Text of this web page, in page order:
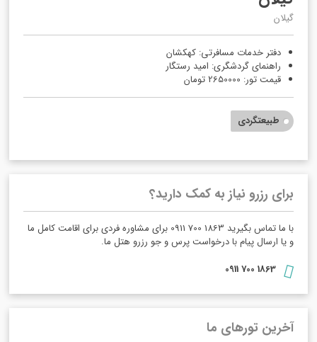
گیلان
دفتر خدمات مسافرتی: کهکشان
راهنمای گردشگری: امید رستگار
قیمت تور: 2650000 تومان
طبیعتگردی
برای رزرو نیاز به کمک دارید؟
با ما تماس بگیرید 1863 700 0911 برای مشاوره فردی برای اقامت کامل ما
و یا ارسال پیام با درخواست پرس و جو رزرو هتل ما.
1863 700 0911
آخرین تورهای ما